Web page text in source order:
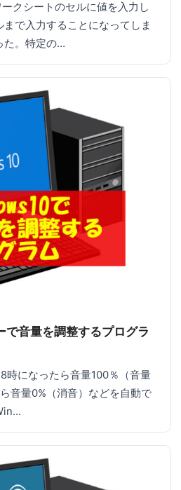
クシートのセルに値を入力し
で入力することになってしま
た。特定の…
音量を調整するプログラ
時になったら音量100％（音量
音量0%（消音）などを自動で